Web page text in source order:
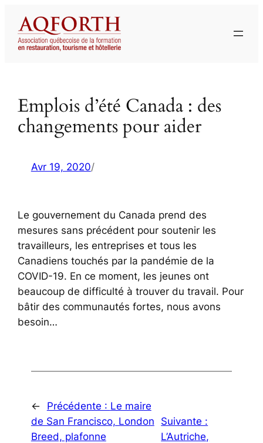
contenu
Emplois d’été Canada : des
changements pour aider
Avr 19, 2020/
Le gouvernement du Canada prend des
mesures sans précédent pour soutenir les
travailleurs, les entreprises et tous les
Canadiens touchés par la pandémie de la
COVID-19. En ce moment, les jeunes ont
beaucoup de difficulté à trouver du travail. Pour
bâtir des communautés fortes, nous avons
besoin…
← Précédente : Le maire
de San Francisco, London
Breed, plafonne
Suivante :
L’Autriche,